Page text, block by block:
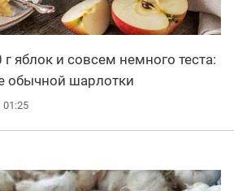
яблок и совсем немного теста:
обычной шарлотки
01:25